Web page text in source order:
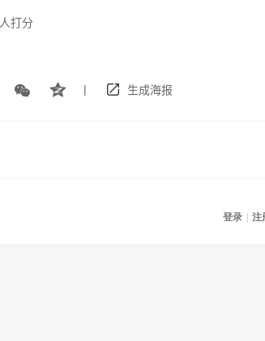
人打分
| 生成海报